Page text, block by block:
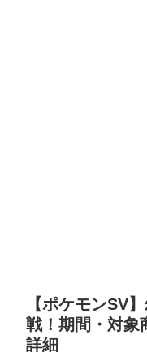
【ポケモンSV
戦！期間・対象
詳細